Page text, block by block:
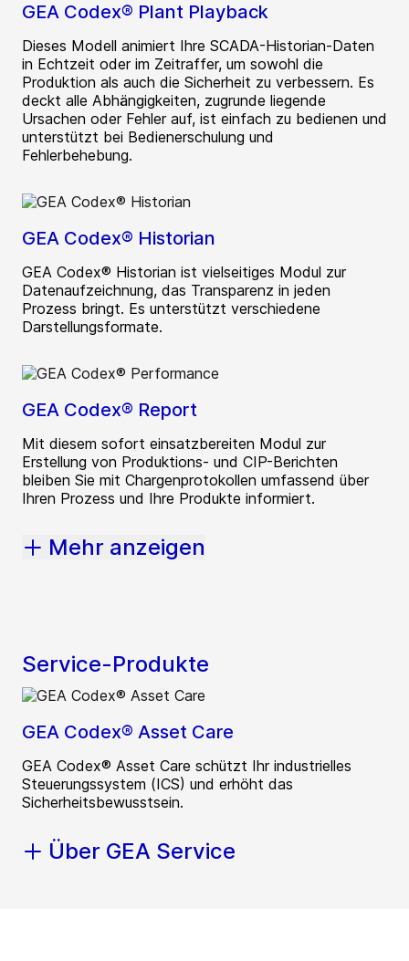
GEA Codex® Plant Playback
Dieses Modell animiert Ihre SCADA-Historian-Daten
in Echtzeit oder im Zeitraffer, um sowohl die
Produktion als auch die Sicherheit zu verbessern. Es
deckt alle Abhängigkeiten, zugrunde liegende
Ursachen oder Fehler auf, ist einfach zu bedienen und
unterstützt bei Bedienerschulung und
Fehlerbehebung.
GEA Codex® Historian
GEA Codex® Historian ist vielseitiges Modul zur
Datenaufzeichnung, das Transparenz in jeden
Prozess bringt. Es unterstützt verschiedene
Darstellungsformate.
GEA Codex® Report
Mit diesem sofort einsatzbereiten Modul zur
Erstellung von Produktions- und CIP-Berichten
bleiben Sie mit Chargenprotokollen umfassend über
Ihren Prozess und Ihre Produkte informiert.
Mehr anzeigen
Service-Produkte
GEA Codex® Asset Care
GEA Codex® Asset Care schützt Ihr industrielles
Steuerungssystem (ICS) und erhöht das
Sicherheitsbewusstsein.
Über GEA Service